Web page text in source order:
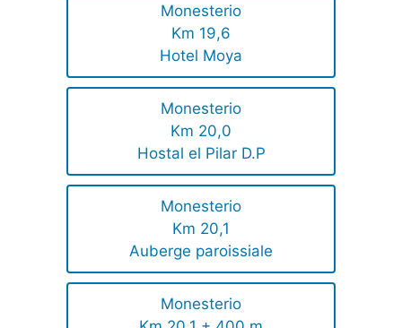
Monesterio
Km 19,6
Hotel Moya
Monesterio
Km 20,0
Hostal el Pilar D.P
Monesterio
Km 20,1
Auberge paroissiale
Monesterio